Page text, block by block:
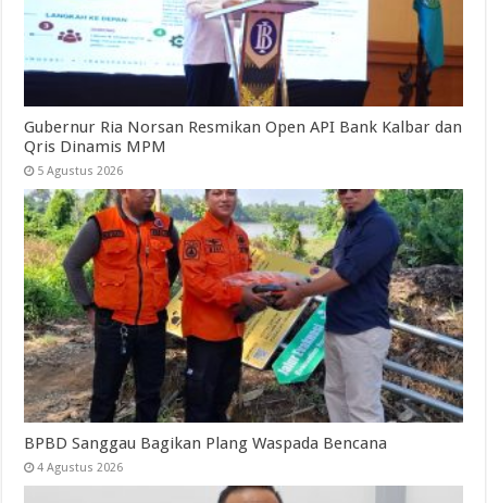
Gubernur Ria Norsan Resmikan Open API Bank Kalbar dan
Qris Dinamis MPM
5 Agustus 2026
BPBD Sanggau Bagikan Plang Waspada Bencana
4 Agustus 2026